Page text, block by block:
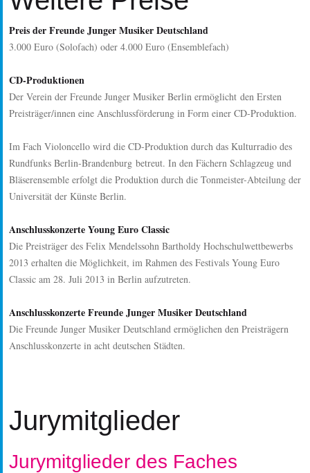
Preis der Freunde Junger Musiker Deutschland
3.000 Euro (Solofach) oder 4.000 Euro (Ensemblefach)
CD-Produktionen
Der Verein der Freunde Junger Musiker Berlin ermöglicht den Ersten
Preisträger/innen eine Anschlussförderung in Form einer CD-Produktion.
Im Fach Violoncello wird die CD-Produktion durch das Kulturradio des
Rundfunks Berlin-Brandenburg betreut. In den Fächern Schlagzeug und
Bläserensemble erfolgt die Produktion durch die Tonmeister-Abteilung der
Universität der Künste Berlin.
Anschlusskonzerte Young Euro Classic
Die Preisträger des Felix Mendelssohn Bartholdy Hochschulwettbewerbs
2013 erhalten die Möglichkeit, im Rahmen des Festivals Young Euro
Classic am 28. Juli 2013 in Berlin aufzutreten.
Anschlusskonzerte Freunde Junger Musiker Deutschland
Die Freunde Junger Musiker Deutschland ermöglichen den Preisträgern
Anschlusskonzerte in acht deutschen Städten.
Jurymitglieder
Jurymitglieder des Faches